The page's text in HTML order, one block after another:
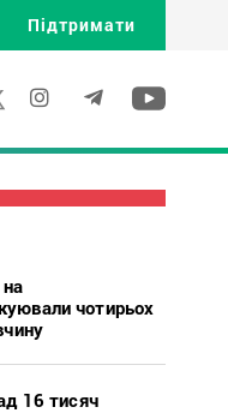
Підтримати
чотирьох
16 тисяч